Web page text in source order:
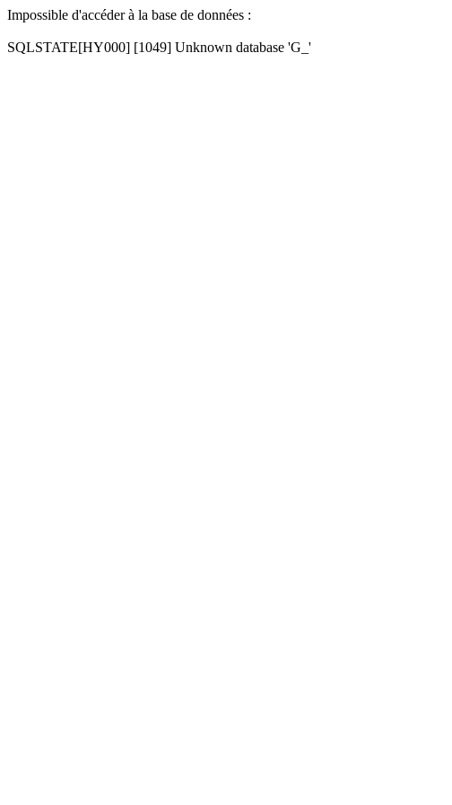
Impossible d'accéder à la base de données :
SQLSTATE[HY000] [1049] Unknown database 'G_'